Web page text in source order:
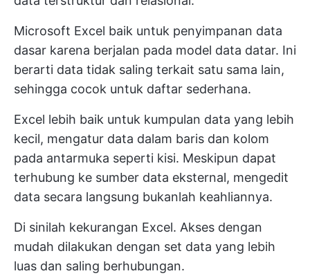
Microsoft Excel baik untuk penyimpanan data
dasar karena berjalan pada model data datar. Ini
berarti data tidak saling terkait satu sama lain,
sehingga cocok untuk daftar sederhana.
Excel lebih baik untuk kumpulan data yang lebih
kecil, mengatur data dalam baris dan kolom
pada antarmuka seperti kisi. Meskipun dapat
terhubung ke sumber data eksternal, mengedit
data secara langsung bukanlah keahliannya.
Di sinilah kekurangan Excel. Akses dengan
mudah dilakukan dengan set data yang lebih
luas dan saling berhubungan.